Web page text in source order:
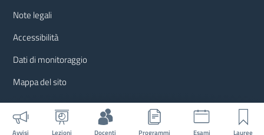
Avvisi Lezioni Docenti Programmi Esami Lauree
Note legali
Accessibilità
Dati di monitoraggio
Mappa del sito